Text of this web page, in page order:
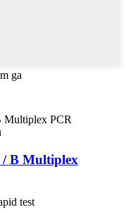
ga
/ B Multiplex